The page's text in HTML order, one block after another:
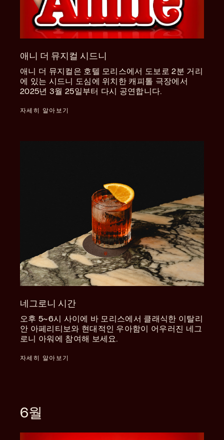
애니 더 뮤지컬 시드니
애니 더 뮤지컬은 호텔 모리스에서 도보로 2분 거리
에 있는 시드니 도심에 위치한 캐피톨 극장에서
2025년 3월 25일부터 다시 공연합니다.
자세히 알아보기
네그로니 시간
오후 5~6시 사이에 바 모리스에서 클래식한 이탈리
안 아페리티보와 현대적인 우아함이 어우러진 네그
로니 아워에 참여해 보세요.
자세히 알아보기
6월